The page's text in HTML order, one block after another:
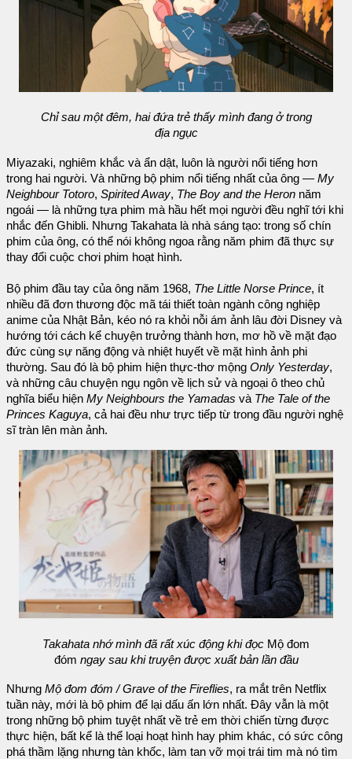
Chỉ sau một đêm, hai đứa trẻ thấy mình đang ở trong
địa ngục
Miyazaki, nghiêm khắc và ẩn dật, luôn là người nổi tiếng hơn
trong hai người. Và những bộ phim nổi tiếng nhất của ông — My
Neighbour Totoro, Spirited Away, The Boy and the Heron năm
ngoái — là những tựa phim mà hầu hết mọi người đều nghĩ tới khi
nhắc đến Ghibli. Nhưng Takahata là nhà sáng tạo: trong số chín
phim của ông, có thể nói không ngoa rằng năm phim đã thực sự
thay đổi cuộc chơi phim hoạt hình.
Bộ phim đầu tay của ông năm 1968, The Little Norse Prince, ít
nhiều đã đơn thương độc mã tái thiết toàn ngành công nghiệp
anime của Nhật Bản, kéo nó ra khỏi nỗi ám ảnh lâu đời Disney và
hướng tới cách kể chuyện trưởng thành hơn, mơ hồ về mặt đạo
đức cùng sự năng động và nhiệt huyết về mặt hình ảnh phi
thường. Sau đó là bộ phim hiện thực-thơ mộng Only Yesterday,
và những câu chuyện ngụ ngôn về lịch sử và ngoại ô theo chủ
nghĩa biểu hiện My Neighbours the Yamadas và The Tale of the
Princes Kaguya, cả hai đều như trực tiếp từ trong đầu người nghệ
sĩ tràn lên màn ảnh.
Takahata nhớ mình đã rất xúc động khi đọc Mộ đom
đóm ngay sau khi truyện được xuất bản lần đầu
Nhưng Mộ đom đóm / Grave of the Fireflies, ra mắt trên Netflix
tuần này, mới là bộ phim để lại dấu ấn lớn nhất. Đây vẫn là một
trong những bộ phim tuyệt nhất về trẻ em thời chiến từng được
thực hiện, bất kể là thể loại hoạt hình hay phim khác, có sức công
phá thầm lặng nhưng tàn khốc, làm tan vỡ mọi trái tim mà nó tìm